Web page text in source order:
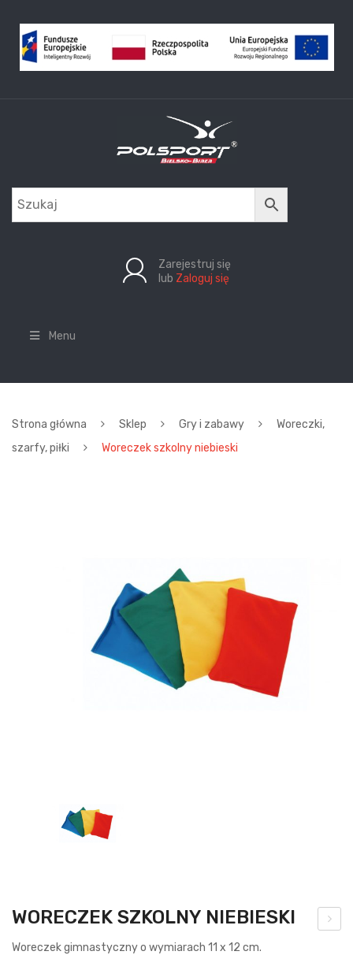
Zarejestruj się
lub Zaloguj się
Menu
Strona główna Sklep Gry i zabawy
Woreczki,
szarfy, piłki
Woreczek szkolny niebieski
WORECZEK SZKOLNY NIEBIESKI
Woreczek gimnastyczny o wymiarach 11 x 12 cm.